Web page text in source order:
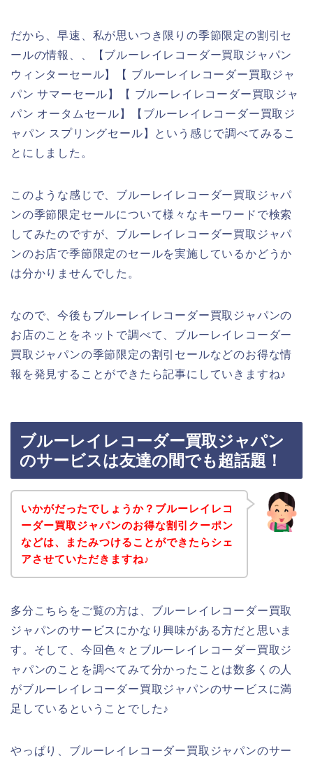
だから、早速、私が思いつき限りの季節限定の割引セ
ールの情報、、【ブルーレイレコーダー買取ジャパン
ウィンターセール】【 ブルーレイレコーダー買取ジャ
パン サマーセール】【 ブルーレイレコーダー買取ジャ
パン オータムセール】【ブルーレイレコーダー買取ジ
ャパン スプリングセール】という感じで調べてみるこ
とにしました。
このような感じで、ブルーレイレコーダー買取ジャパ
ンの季節限定セールについて様々なキーワードで検索
してみたのですが、ブルーレイレコーダー買取ジャパ
ンのお店で季節限定のセールを実施しているかどうか
は分かりませんでした。
なので、今後もブルーレイレコーダー買取ジャパンの
お店のことをネットで調べて、ブルーレイレコーダー
買取ジャパンの季節限定の割引セールなどのお得な情
報を発見することができたら記事にしていきますね♪
ブルーレイレコーダー買取ジャパン
のサービスは友達の間でも超話題！
いかがだったでしょうか？ブルーレイレコ
ーダー買取ジャパンのお得な割引クーポン
などは、またみつけることができたらシェ
アさせていただきますね♪
多分こちらをご覧の方は、ブルーレイレコーダー買取
ジャパンのサービスにかなり興味がある方だと思いま
す。そして、今回色々とブルーレイレコーダー買取ジ
ャパンのことを調べてみて分かったことは数多くの人
がブルーレイレコーダー買取ジャパンのサービスに満
足しているということでした♪
やっぱり、ブルーレイレコーダー買取ジャパンのサー